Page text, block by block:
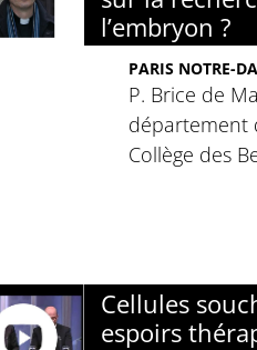
l’embryon ?
PARIS NOTRE-
P. Brice de
département
Collège des
Cellules
espoirs